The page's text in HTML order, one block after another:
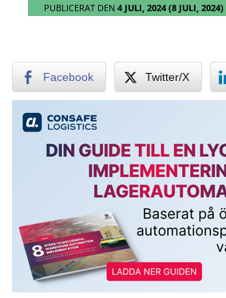
PUBLICERAT DEN 4 JULI, 2024 (8 JULI, 2024)
Facebook Twitter/X